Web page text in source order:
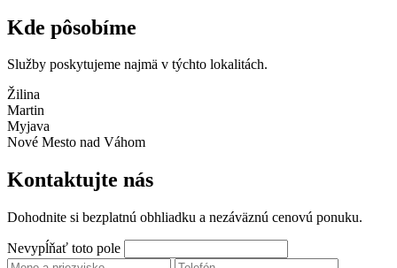
Kde pôsobíme
Služby poskytujeme najmä v týchto lokalitách.
Žilina
Martin
Myjava
Nové Mesto nad Váhom
Kontaktujte nás
Dohodnite si bezplatnú obhliadku a nezáväznú cenovú ponuku.
Nevypĺňať toto pole